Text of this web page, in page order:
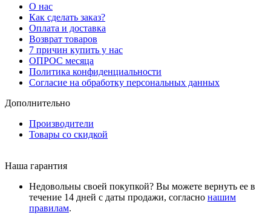
О нас
Как сделать заказ?
Оплата и доставка
Возврат товаров
7 причин купить у нас
ОПРОС месяца
Политика конфиденциальности
Согласие на обработку персональных данных
Дополнительно
Производители
Товары со скидкой
Наша гарантия
Недовольны своей покупкой? Вы можете вернуть ее в
течение 14 дней с даты продажи, согласно нашим
правилам.